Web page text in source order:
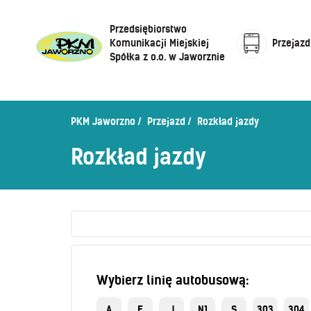
Przedsiębiorstwo
Komunikacji Miejskiej
Spółka z o.o. w Jaworznie
Przejazd
Rozkład jazdy
Zaplanuj podróż –
Sprzedaż biletów u kierowców
PKM Jaworzno Przejazd Rozkład jazdy
Rozkład jazdy
Wybierz linię autobusową: